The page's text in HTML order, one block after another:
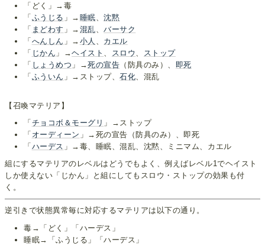
「どく」→毒
「 ふうじる 」→ 睡眠 、沈黙
「 まどわす 」→ 混乱 、バーサク
「 へんしん 」→ 小人
カエル
「 じかん 」→ヘイスト スロウ
ストップ
「 しょうめつ 」→死の宣告 （防具のみ）、 即死
「 ふういん 」→ストップ、石化 、混乱
【召喚マテリア】
「 チョコボ＆モーグリ 」→ストップ
「 オーディーン 」→死の宣告（防具のみ）、即死
「 ハーデス 」→毒、睡眠、混乱、沈黙、ミニマム、カエル
組にするマテリアのレベルはどうでもよく、例えばレベル1でヘイスト
しか使えない「じかん」と組にしてもスロウ・ストップの効果も付
く。
逆引きで状態異常毎に対応するマテリアは以下の通り。
毒→「どく」「ハーデス」
睡眠→「ふうじる」「ハーデス」